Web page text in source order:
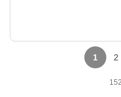
1 2
152